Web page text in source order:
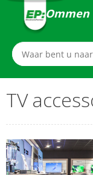
Ommen
TV